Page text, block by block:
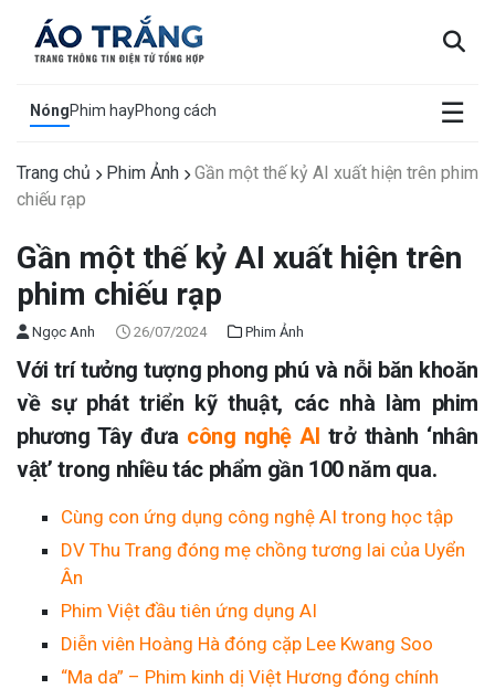
NóngPhim hayPhong cách ☰
×
Trang chủ Phim Ảnh
Gần một thế kỷ AI xuất hiện trên phim
chiếu rạp
Gần một thế kỷ AI xuất hiện trên
phim chiếu rạp
Ngọc Anh 26/07/2024 Phim Ảnh
Với trí tưởng tượng phong phú và nỗi băn khoăn
về sự phát triển kỹ thuật, các nhà làm phim
phương Tây đưa công nghệ AI trở thành ‘nhân
vật’ trong nhiều tác phẩm gần 100 năm qua.
Cùng con ứng dụng công nghệ AI trong học tập
DV Thu Trang đóng mẹ chồng tương lai của Uyển
Ân
Phim Việt đầu tiên ứng dụng AI
Diễn viên Hoàng Hà đóng cặp Lee Kwang Soo
“Ma da” – Phim kinh dị Việt Hương đóng chính